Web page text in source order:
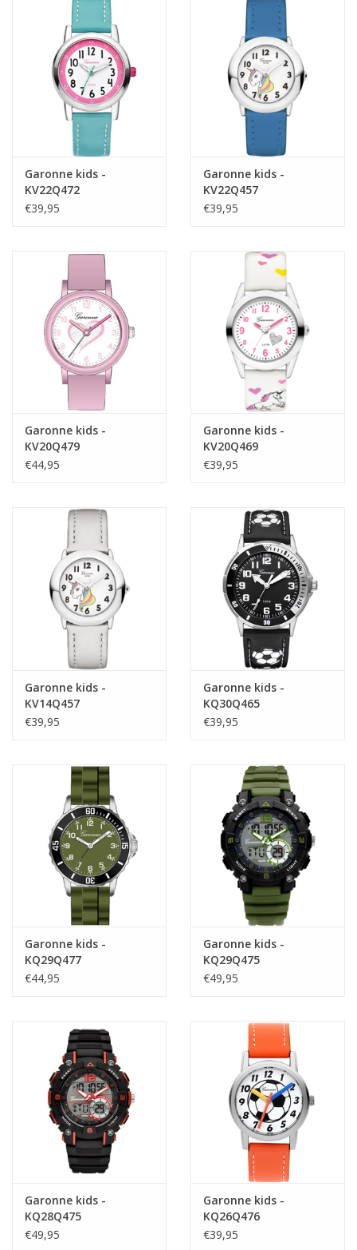
Garonne kids -
KV22Q472
€39,95
Garonne kids -
KV22Q457
€39,95
Garonne kids -
KV20Q479
€44,95
Garonne kids -
KV20Q469
€39,95
Garonne kids -
KV14Q457
€39,95
Garonne kids -
KQ30Q465
€39,95
Garonne kids -
KQ29Q477
€44,95
Garonne kids -
KQ29Q475
€49,95
Garonne kids -
KQ28Q475
€49,95
Garonne kids -
KQ26Q476
€39,95